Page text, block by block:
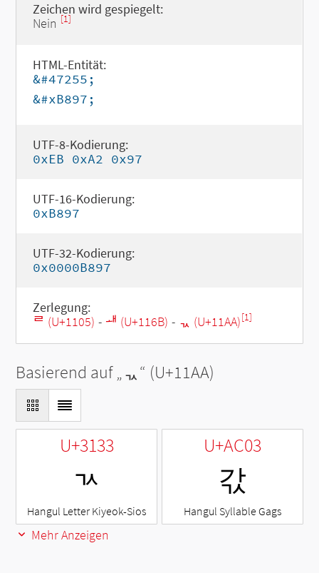
Zeichen wird gespiegelt:
Nein [1]
HTML-Entität:
&#47255;
&#xB897;
UTF-8-Kodierung:
0xEB 0xA2 0x97
UTF-16-Kodierung:
0xB897
UTF-32-Kodierung:
0x0000B897
Zerlegung:
ᄅ (U+1105) - ᅫ (U+116B) - ᆪ (U+11AA)[1]
Basierend auf „ᆪ“ (U+11AA)
U+3133
ㄳ
Hangul Letter Kiyeok-Sios
U+AC03
갃
Hangul Syllable Gags
Mehr Anzeigen